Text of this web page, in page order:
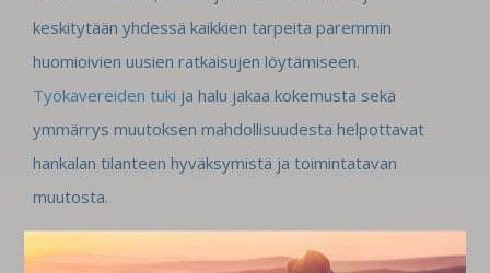
keskitytään yhdessä kaikkien tarpeita paremmin
huomioivien uusien ratkaisujen löytämiseen.
Työkavereiden tuki ja halu jakaa kokemusta sekä
ymmärrys muutoksen mahdollisuudesta helpottavat
hankalan tilanteen hyväksymistä ja toimintatavan
muutosta.